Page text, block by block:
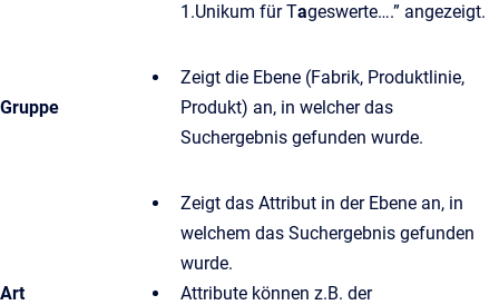
1.Unikum für Tageswerte….” angezeigt.
Gruppe
Zeigt die Ebene (Fabrik, Produktlinie,
Produkt) an, in welcher das
Suchergebnis gefunden wurde.
Art
Zeigt das Attribut in der Ebene an, in
welchem das Suchergebnis gefunden
wurde.
Attribute können z.B. der